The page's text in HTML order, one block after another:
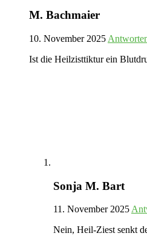
M. Bachmaier
10. November 2025
Ist die Heilzisttiktur ein
Sonja M. Bart
11. November 2025
Nein, Heil-Ziest senkt